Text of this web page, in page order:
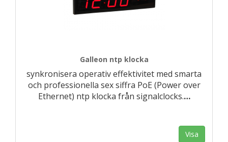
Galleon ntp klocka
synkronisera operativ effektivitet med smarta
och professionella sex siffra PoE (Power over
Ethernet) ntp klocka från signalclocks.…
Visa